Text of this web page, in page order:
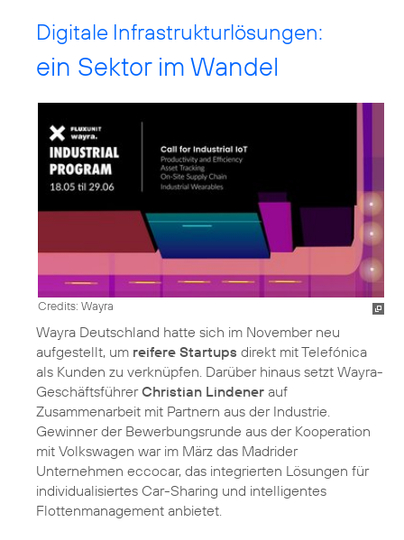
Digitale Infrastrukturlösungen:
ein Sektor im Wandel
Credits: Wayra
Wayra Deutschland hatte sich im November neu
aufgestellt, um reifere Startups direkt mit Telefónica
als Kunden zu verknüpfen. Darüber hinaus setzt Wayra-
GeschäftsführerChristian Lindener auf
Zusammenarbeit mit Partnern aus der Industrie.
Gewinner der Bewerbungsrunde aus der Kooperation
mit Volkswagen war im März das Madrider
Unternehmen eccocar, das integrierten Lösungen für
individualisiertes Car-Sharing und intelligentes
Flottenmanagement anbietet.